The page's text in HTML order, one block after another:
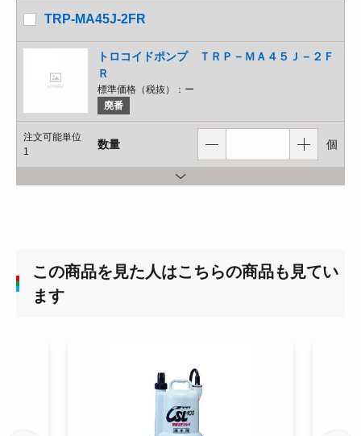
TRP-MA45J-2FR
トロコイドポンプ ＴＲＰ－ＭＡ４５Ｊ－２Ｆ
Ｒ
標準価格（税抜）： ー
廃番
注文可能単位
1
数量 個
この商品を見た人はこちらの商品も見てい
ます